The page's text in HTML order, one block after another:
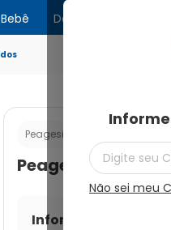
Não sei meu
Dermocosmeticos
Peagesic
Peagesic 300mg
Informe seu CEP